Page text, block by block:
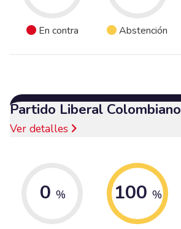
En contra Abstención
Partido Liberal Colombiano
Ver detalles
0 % 100 %